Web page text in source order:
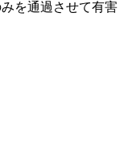
を通過させて有害